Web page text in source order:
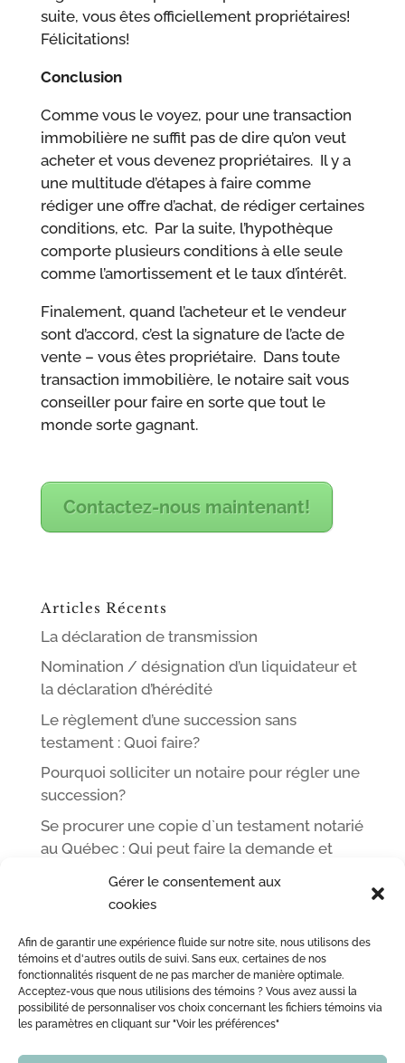
Gérer le consentement aux
cookies
Afin de garantir une expérience fluide sur notre site, nous utilisons des
témoins et d'autres outils de suivi. Sans eux, certaines de nos
fonctionnalités risquent de ne pas marcher de manière optimale.
Acceptez-vous que nous utilisions des témoins ? Vous avez aussi la
possibilité de personnaliser vos choix concernant les fichiers témoins via
les paramètres en cliquant sur "Voir les préférences"
suite, vous êtes officiellement propriétaires!
Félicitations!
Conclusion
Comme vous le voyez, pour une transaction
immobilière ne suffit pas de dire qu’on veut
acheter et vous devenez propriétaires. Il y a
une multitude d’étapes à faire comme
rédiger une offre d’achat, de rédiger certaines
conditions, etc. Par la suite, l’hypothèque
comporte plusieurs conditions à elle seule
comme l’amortissement et le taux d’intérêt.
Finalement, quand l’acheteur et le vendeur
sont d’accord, c’est la signature de l’acte de
vente – vous êtes propriétaire. Dans toute
transaction immobilière, le notaire sait vous
conseiller pour faire en sorte que tout le
monde sorte gagnant.
Contactez-nous maintenant!
Articles Récents
La déclaration de transmission
Nomination / désignation d’un liquidateur et
la déclaration d’hérédité
Le règlement d’une succession sans
testament : Quoi faire?
Pourquoi solliciter un notaire pour régler une
succession?
Se procurer une copie d`un testament notarié
au Québec : Qui peut faire la demande et
ACCUEIL
L’ÉQUIPE DE ME LEOPOLD LINCÀ NOTAIRE
ACTE NOTARIÉ / CERTIFICATION
OUTILS
BLOG
NOUS JOINDRE